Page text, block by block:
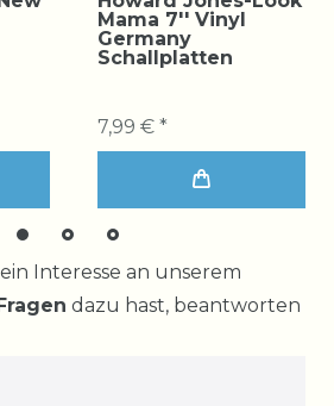
Mama 7'' Vinyl
Germany
Schallplatten
7,99 € *
Interesse an unserem
dazu hast, beantworten